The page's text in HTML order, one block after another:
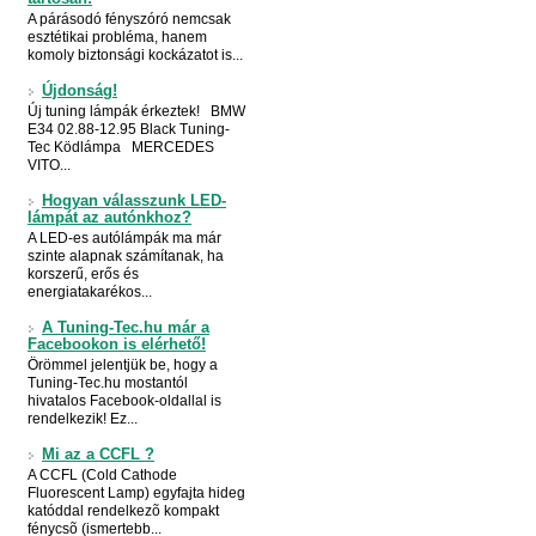
A párásodó fényszóró nemcsak
esztétikai probléma, hanem
komoly biztonsági kockázatot is...
Újdonság!
Új tuning lámpák érkeztek! BMW
E34 02.88-12.95 Black Tuning-
Tec Ködlámpa MERCEDES
VITO...
Hogyan válasszunk LED-
lámpát az autónkhoz?
A LED-es autólámpák ma már
szinte alapnak számítanak, ha
korszerű, erős és
energiatakarékos...
A Tuning-Tec.hu már a
Facebookon is elérhető!
Örömmel jelentjük be, hogy a
Tuning-Tec.hu mostantól
hivatalos Facebook-oldallal is
rendelkezik! Ez...
Mi az a CCFL ?
A CCFL (Cold Cathode
Fluorescent Lamp) egyfajta hideg
katóddal rendelkezõ kompakt
fénycsõ (ismertebb...